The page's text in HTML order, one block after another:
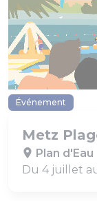
Événement
Metz
Plan d'Eau
Du 4 juillet